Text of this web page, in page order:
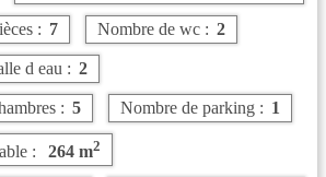
: 7 Nombre de wc : 2
d eau : 2
: 5 Nombre de parking : 1
: 264 m2